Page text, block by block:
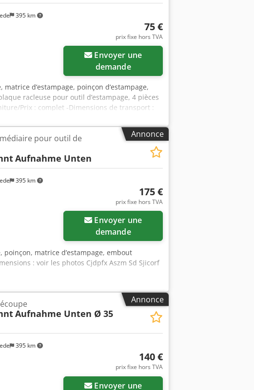
395 km
75 €
prix fixe hors TVA
demande
d’estampage, poinçon d’estampage,
racleuse pour outil d’estampage, 4 pièces
Prix : complet -Dimensions de transport :
Annonce
395 km
pour outil de
Aufnahme Unten
175 €
prix fixe hors TVA
demande
matrice d’estampage, embout
: voir les photos Cjdpfx Aszm Sd Sjicorf
Annonce
395 km
Aufnahme Unten Ø 35
140 €
prix fixe hors TVA